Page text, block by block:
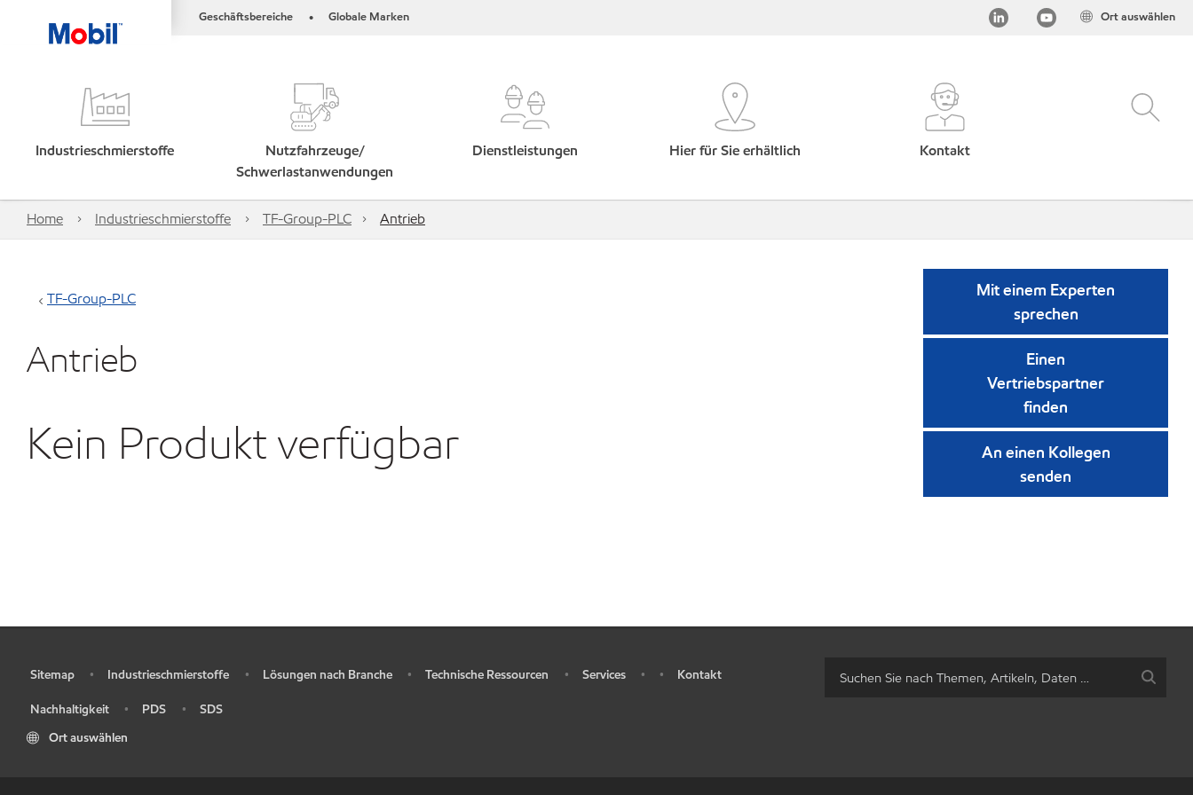
Geschäftsbereiche • Globale Marken Ort auswählen
Industrieschmierstoffe
Nutzfahrzeuge/
Schwerlastanwendungen
Dienstleistungen Hier für Sie erhältlich Kontakt
Home Industrieschmierstoffe TF-Group-PLC Antrieb
TF-Group-PLC
Antrieb
Kein Produkt verfügbar
Mit einem Experten
sprechen
Einen
Vertriebspartner
finden
An einen Kollegen
senden
Sitemap • Industrieschmierstoffe • Lösungen nach Branche • Technische Ressourcen • Services • • Kontakt
Nachhaltigkeit • PDS •
SDS
Ort auswählen